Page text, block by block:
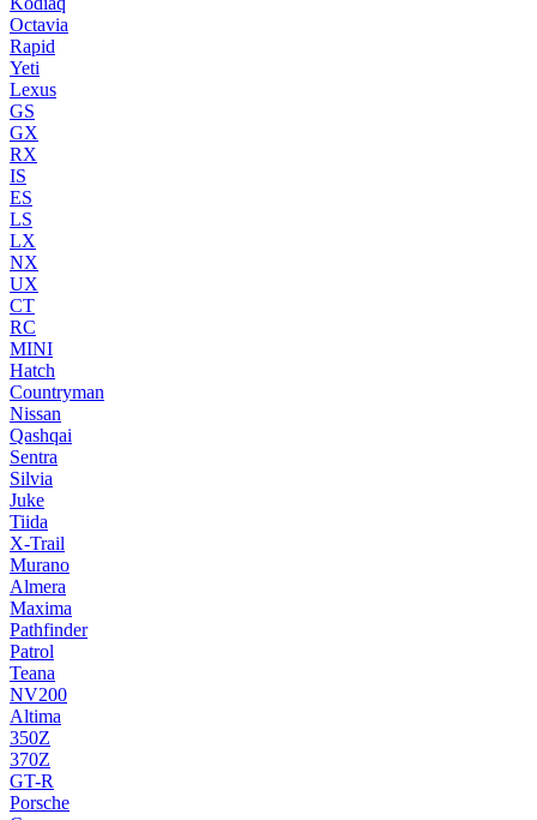
Octavia
Rapid
Yeti
Lexus
GS
GX
RX
IS
ES
LS
LX
NX
UX
CT
RC
MINI
Hatch
Countryman
Nissan
Qashqai
Sentra
Silvia
Juke
Tiida
X-Trail
Murano
Almera
Maxima
Pathfinder
Patrol
Teana
NV200
Altima
350Z
370Z
GT-R
Porsche